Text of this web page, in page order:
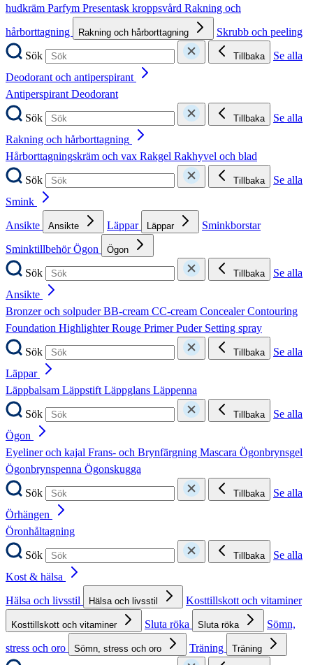
hudkräm Parfym Presentask kroppsvård Rakning och
hårborttagning
Rakning och hårborttagning
Skrubb och peeling
Sök
Tillbaka
Se alla
Deodorant och antiperspirant
AntiperspirantDeodorant
Sök
Tillbaka
Se alla
Rakning och hårborttagning
Hårborttagningskräm och vax Rakgel Rakhyvel och blad
Sök
Tillbaka
Se alla
Smink
Ansikte
Ansikte Läppar Läppar
Sminkborstar
SminktillbehörÖgon Ögon
Sök Tillbaka
Se alla
Ansikte
Bronzer och solpuderBB-cream CC-cream ConcealerContouring
Foundation HighlighterRouge PrimerPuder Setting spray
Sök
Tillbaka
Se alla
Läppar
Läppbalsam LäppstiftLäppglans Läppenna
Sök
Tillbaka
Se alla
Ögon
Eyeliner och kajal Frans- och Brynfärgning Mascara Ögonbrynsgel
Ögonbrynspenna Ögonskugga
Sök
Tillbaka
Se alla
Örhängen
Öronhåltagning
Sök
Tillbaka
Se alla
Kost & hälsa
Hälsa och livsstil
Hälsa och livsstil Kosttillskott och vitaminer
Kosttillskott och vitaminer Sluta röka Sluta röka
Sömn,
stress och oro
Sömn, stress och oro Träning Träning